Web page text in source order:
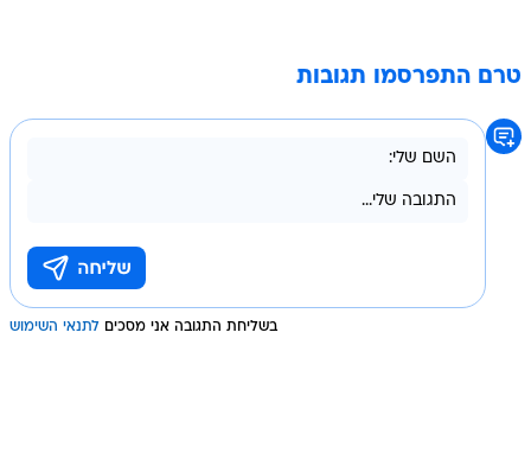
טרם התפרסמו תגובות
בשליחת התגובה אני מסכים לתנאי השימוש